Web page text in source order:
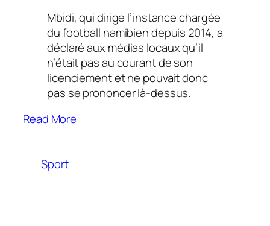
Mbidi, qui dirige l’instance chargée
du football namibien depuis 2014, a
déclaré aux médias locaux qu’il
n’était pas au courant de son
licenciement et ne pouvait donc
pas se prononcer là-dessus.
Read More
Sport